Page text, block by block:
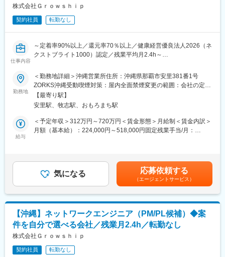
■業務詳細
・自社製品IoTミドルウェアの開発（C言語/C++、Python、
JavaScript）
・自社製品の組込みデータベースの開発（C言語）
・自社製品を使ったアプリケーション開発（C言語/C++、
Python、JavaScript）
※プログラミング言語、Webフレームワーク、RDBMSの種類は問
わない
工場系の顧客に向けて業務効率化を図る製品を開発します。
す。
プログラミングが大好き！というメンバーが多く、お互いに切磋
琢磨しあい技術力を高めあえる環境です。困ったことは相談でき
る雰囲気なので自身の成長にも繋がっていきます！
沖縄にはエンジニアが9名在籍。20代2名、30代4名、40代3名
（内：1名女性）しており、ここ1年で3名が中途で入社していま
す。
■働き方
残業は社員全体で平均20H/月です。プロジェクト納期などにもよ
って忙しさが異なるためそれぞれで調整して動いています。
株式会社Ｇｒｏｗｓｈｉｐ
契約社員 転勤なし
仕事内容
～定着率90%以上／還元率70％以上／健康経営優良法人2026（ネ
クストブライト1000）認定／残業平均月2.4h～
■業務内容：
バックエンドエンジニアとして、開発プロジェクトに携わってい
ただきます。
Web/業務系システム、アプリ開発、AI関連など、1,000社以上の
取引先や常時1,000件超のプロジェクトの中から、今のスキルだけ
でなく、これから目指したい方向性も踏まえて担当する案件を一
緒に決めていきます。
た受注基盤を確立しています。顧客からの紹介による案件拡大も
多く、高い定着率と長期的な信頼関係が継続的な案件獲得につな
営業担当が月1回、エンジニアと現場双方へヒアリングを実施し、
現場での評価や課題、今後のキャリアについて共有します。常駐
先でも孤立することなく、安心して働ける環境です。また、基本
的に残業が多くなる案件を受けないため、残業時間も月平均2.4時
間と非常に少ない環境です。さらに3カ月に1回の全社アンケート
を実施し、社員の声を制度へ反映しているため、Udemy導入、在
勤務地
＜勤務地詳細＞沖縄営業所住所：沖縄県那覇市安里381番1号
ZORKS沖縄受動喫煙対策：屋内全面禁煙変更の範囲：会社の定め
る事業所（リモートワーク含む）
【最寄り駅】
安里駅、牧志駅、おもろまち駅
給与
＜予定年収＞312万円～720万円＜賃金形態＞月給制＜賃金内訳＞
月額（基本給）：224,000円～518,000円固定残業手当/月：
目安の金額であり、選考を通じて上下する可能性があります。月
給(月額)は固定手当を含めた表記です。
気になる 応募依頼する
（エージェントサービス）
【沖縄】ネットワークエンジニア（PM/PL候補）◆案
件を自分で選べる会社／残業月2.4h／転勤なし
株式会社Ｇｒｏｗｓｈｉｐ
契約社員 転勤なし